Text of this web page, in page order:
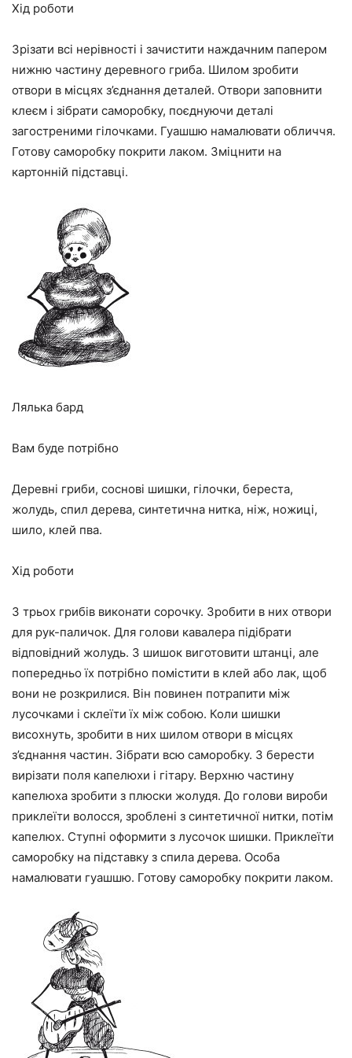
Хід роботи
Зрізати всі нерівності і зачистити наждачним папером
нижню частину деревного гриба. Шилом зробити
отвори в місцях з’єднання деталей. Отвори заповнити
клеєм і зібрати саморобку, поєднуючи деталі
загостреними гілочками. Гуашшю намалювати обличчя.
Готову саморобку покрити лаком. Зміцнити на
картонній підставці.
Лялька бард
Вам буде потрібно
Деревні гриби, соснові шишки, гілочки, береста,
жолудь, спил дерева, синтетична нитка, ніж, ножиці,
шило, клей пва.
Хід роботи
З трьох грибів виконати сорочку. Зробити в них отвори
для рук-паличок. Для голови кавалера підібрати
відповідний жолудь. З шишок виготовити штанці, але
попередньо їх потрібно помістити в клей або лак, щоб
вони не розкрилися. Він повинен потрапити між
лусочками і склеїти їх між собою. Коли шишки
висохнуть, зробити в них шилом отвори в місцях
з’єднання частин. Зібрати всю саморобку. З берести
вирізати поля капелюхи і гітару. Верхню частину
капелюха зробити з плюски жолудя. До голови вироби
приклеїти волосся, зроблені з синтетичної нитки, потім
капелюх. Ступні оформити з лусочок шишки. Приклеїти
саморобку на підставку з спила дерева. Особа
намалювати гуашшю. Готову саморобку покрити лаком.